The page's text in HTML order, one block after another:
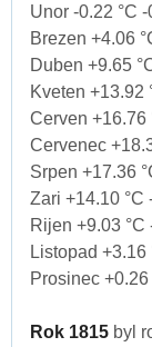
Unor -0.22 °C
Brezen +4.06
Duben +9.65
Kveten +13.92
Cerven +16.76
Cervenec
Srpen +17.36
Zari +14.10 °C
Rijen +9.03 °C
Listopad +3.16
Prosinec +0.26
Rok 1815 byl